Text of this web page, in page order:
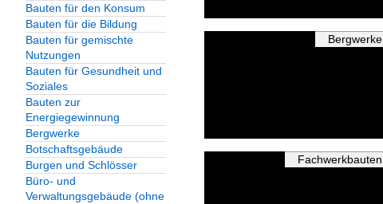
Bauten für den Konsum
Bauten für die Bildung
Bauten für gemischte
Nutzungen
Bauten für Gesundheit und
Soziales
Bauten zur
Energiegewinnung
Bergwerke
Botschaftsgebäude
Burgen und Schlösser
Büro- und
Verwaltungsgebäude (ohne
Bergwerke
Fachwerkbauten